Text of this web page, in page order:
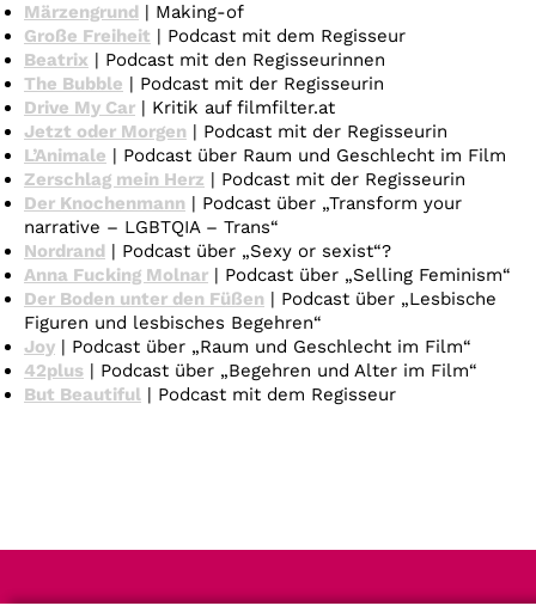
Märzengrund | Making-of
Große Freiheit | Podcast mit dem Regisseur
Beatrix | Podcast mit den Regisseurinnen
The Bubble | Podcast mit der Regisseurin
Drive My Car | Kritik auf filmfilter.at
Jetzt oder Morgen | Podcast mit der Regisseurin
L’Animale | Podcast über Raum und Geschlecht im Film
Zerschlag mein Herz | Podcast mit der Regisseurin
Der Knochenmann | Podcast über „Transform your
narrative – LGBTQIA – Trans“
Nordrand | Podcast über „Sexy or sexist“?
Anna Fucking Molnar | Podcast über „Selling Feminism“
Der Boden unter den Füßen | Podcast über „Lesbische
Figuren und lesbisches Begehren“
Joy | Podcast über „Raum und Geschlecht im Film“
42plus | Podcast über „Begehren und Alter im Film“
But Beautiful | Podcast mit dem Regisseur